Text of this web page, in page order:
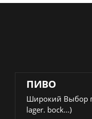
ПИВО
Широкий Выбор
lager. bock...)